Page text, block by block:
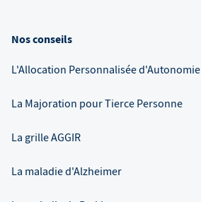
Nos conseils
L'Allocation Personnalisée d'Autonomie
La Majoration pour Tierce Personne
La grille AGGIR
La maladie d'Alzheimer